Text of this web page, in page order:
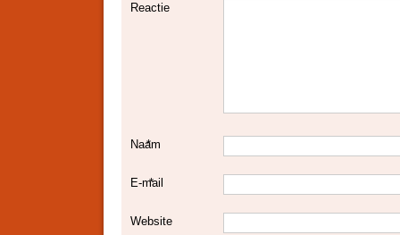
Reactie
Naam
*
E-mail
*
Website